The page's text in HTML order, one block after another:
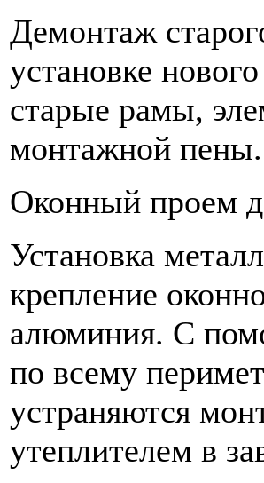
Демонтаж
установке
старые рамы,
монтажной пены.
Оконный проем
Установка
крепление
алюминия. С
по всему
устраняются
утеплителем в